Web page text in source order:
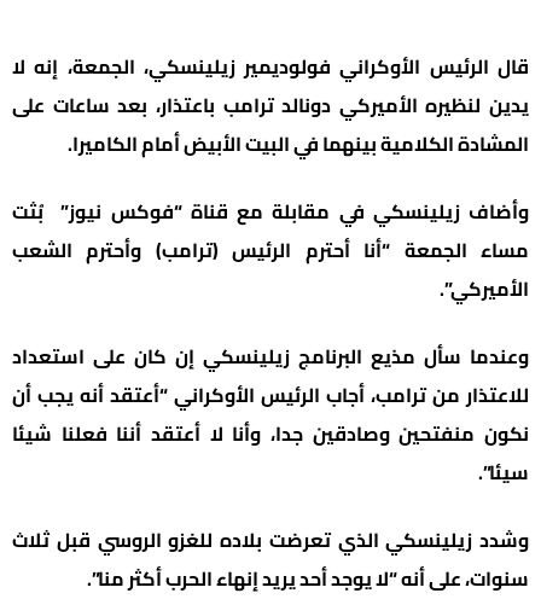
قال الرئيس الأوكراني فولوديمير زيلينسكي، الجمعة، إنه لا
يدين لنظيره الأميركي دونالد ترامب باعتذار، بعد ساعات على
المشادة الكلامية بينهما في البيت الأبيض أمام الكاميرا.
وأضاف زيلينسكي في مقابلة مع قناة “فوكس نيوز” بُثت
مساء الجمعة “أنا أحترم الرئيس (ترامب) وأحترم الشعب
الأميركي”.
وعندما سأل مذيع البرنامج زيلينسكي إن كان على استعداد
للاعتذار من ترامب، أجاب الرئيس الأوكراني “أعتقد أنه يجب أن
نكون منفتحين وصادقين جدا، وأنا لا أعتقد أننا فعلنا شيئا
سيئا”.
وشدد زيلينسكي الذي تعرضت بلاده للغزو الروسي قبل ثلاث
سنوات، على أنه “لا يوجد أحد يريد إنهاء الحرب أكثر منا”.